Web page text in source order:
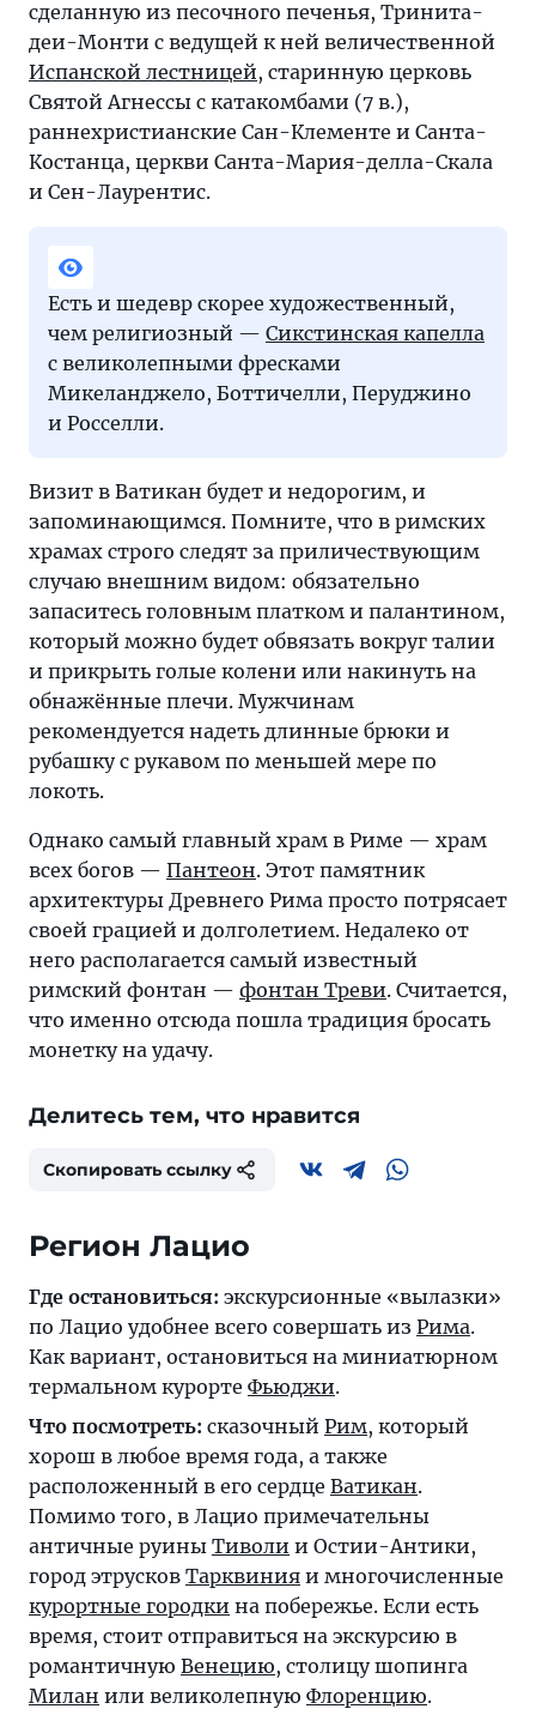
сделанную из песочного печенья, Тринита-
деи-Монти с ведущей к ней величественной
Испанской лестницей, старинную церковь
Святой Агнессы с катакомбами (7 в.),
раннехристианские Сан-Клементе и Санта-
Костанца, церкви Санта-Мария-делла-Скала
и Сен-Лаурентис.
Есть и шедевр скорее художественный,
чем религиозный — Сикстинская капелла
с великолепными фресками
Микеланджело, Боттичелли, Перуджино
и Росселли.
Визит в Ватикан будет и недорогим, и
запоминающимся. Помните, что в римских
храмах строго следят за приличествующим
случаю внешним видом: обязательно
запаситесь головным платком и палантином,
который можно будет обвязать вокруг талии
и прикрыть голые колени или накинуть на
обнажённые плечи. Мужчинам
рекомендуется надеть длинные брюки и
рубашку с рукавом по меньшей мере по
локоть.
Однако самый главный храм в Риме — храм
всех богов — Пантеон. Этот памятник
архитектуры Древнего Рима просто потрясает
своей грацией и долголетием. Недалеко от
него располагается самый известный
римский фонтан — фонтан Треви. Считается,
что именно отсюда пошла традиция бросать
монетку на удачу.
Делитесь тем, что нравится
Скопировать ссылку
Регион Лацио
Где остановиться: экскурсионные «вылазки»
по Лацио удобнее всего совершать из Рима.
Как вариант, остановиться на миниатюрном
термальном курорте Фьюджи.
Что посмотреть: сказочный Рим, который
хорош в любое время года, а также
расположенный в его сердце Ватикан.
Помимо того, в Лацио примечательны
античные руины Тиволи и Остии-Антики,
город этрусков Тарквиния и многочисленные
курортные городки на побережье. Если есть
время, стоит отправиться на экскурсию в
романтичную Венецию, столицу шопинга
Милан или великолепную Флоренцию.